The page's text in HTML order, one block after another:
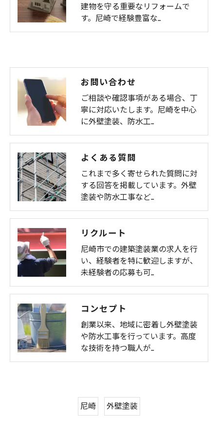
建物を守る重要なリフォームで
す。尼崎で経験豊富な…
お問い合わせ
ご相談や確認事項がある場合、丁
寧に対応いたします。尼崎を中心
に外壁塗装、防水工…
よくある質問
これまで多く寄せられた質問に対
する回答を掲載しています。外壁
塗装や防水工事など…
リクルート
尼崎市での建築塗装業の求人を行
い、経験者を特に歓迎しますが、
未経験者の応募も可…
コンセプト
創業以来、地域に密着し外壁塗装
や防水工事を行っています。高度
な技術を持つ職人が…
尼崎 外壁塗装